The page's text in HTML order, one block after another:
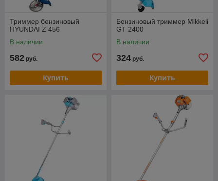
Триммер бензиновый
HYUNDAI Z 456
В наличии
582 руб.
Купить
Бензиновый триммер Mikkeli
GT 2400
В наличии
324 руб.
Купить